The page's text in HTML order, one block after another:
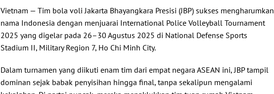
Vietnam — Tim bola voli Jakarta Bhayangkara Presisi (JBP) sukses mengharumkan
nama Indonesia dengan menjuarai International Police Volleyball Tournament
2025 yang digelar pada 26–30 Agustus 2025 di National Defense Sports
Stadium II, Military Region 7, Ho Chi Minh City.
Dalam turnamen yang diikuti enam tim dari empat negara ASEAN ini, JBP tampil
dominan sejak babak penyisihan hingga final, tanpa sekalipun mengalami